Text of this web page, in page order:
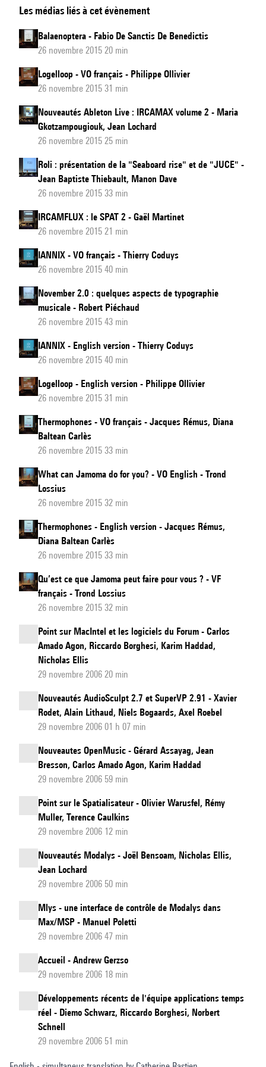
technological
products
with
Live:
IRCAMAX
volume
Les médias liés à cet évènement
Balaenoptera - Fabio De Sanctis De Benedictis
26 novembre 2015 20 min
Logelloop - VO français - Philippe Ollivier
26 novembre 2015 31 min
Nouveautés Ableton Live : IRCAMAX volume 2 - Maria
Gkotzampougiouk, Jean Lochard
26 novembre 2015 25 min
Roli : présentation de la "Seaboard rise" et de "JUCE" -
Jean Baptiste Thiebault, Manon Dave
26 novembre 2015 33 min
IRCAMFLUX : le SPAT 2 - Gaël Martinet
26 novembre 2015 21 min
IANNIX - VO français - Thierry Coduys
26 novembre 2015 40 min
November 2.0 : quelques aspects de typographie
musicale - Robert Piéchaud
26 novembre 2015 43 min
IANNIX - English version - Thierry Coduys
26 novembre 2015 40 min
Logelloop - English version - Philippe Ollivier
26 novembre 2015 31 min
Thermophones - VO français - Jacques Rémus, Diana
Baltean Carlès
26 novembre 2015 33 min
What can Jamoma do for you? - VO English - Trond
Lossius
26 novembre 2015 32 min
Thermophones - English version - Jacques Rémus,
Diana Baltean Carlès
26 novembre 2015 33 min
Qu’est ce que Jamoma peut faire pour vous ? - VF
français - Trond Lossius
26 novembre 2015 32 min
Point sur MacIntel et les logiciels du Forum - Carlos
Amado Agon, Riccardo Borghesi, Karim Haddad,
Nicholas Ellis
29 novembre 2006 20 min
Nouveautés AudioSculpt 2.7 et SuperVP 2.91 - Xavier
Rodet, Alain Lithaud, Niels Bogaards, Axel Roebel
29 novembre 2006 01 h 07 min
Nouveautes OpenMusic - Gérard Assayag, Jean
Bresson, Carlos Amado Agon, Karim Haddad
29 novembre 2006 59 min
Point sur le Spatialisateur - Olivier Warusfel, Rémy
Muller, Terence Caulkins
29 novembre 2006 12 min
Nouveautés Modalys - Joël Bensoam, Nicholas Ellis,
Jean Lochard
29 novembre 2006 50 min
Mlys - une interface de contrôle de Modalys dans
Max/MSP - Manuel Poletti
29 novembre 2006 47 min
Accueil - Andrew Gerzso
29 novembre 2006 18 min
Développements récents de l'équipe applications temps
réel - Diemo Schwarz, Riccardo Borghesi, Norbert
Schnell
29 novembre 2006 51 min